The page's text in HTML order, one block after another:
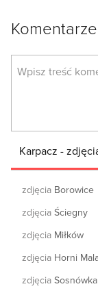
Komentarze
Karpacz -
zdjęcia Borowice
zdjęcia Ściegny
zdjęcia Miłków
zdjęcia Horni
zdjęcia Sosnówka